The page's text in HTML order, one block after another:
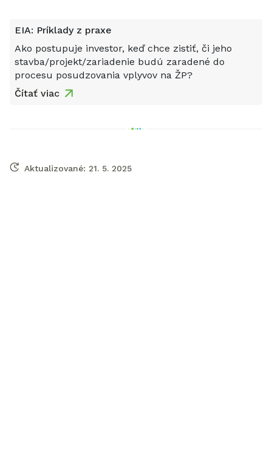
EIA: Príklady z praxe
Ako postupuje investor, keď chce zistiť, či jeho
stavba/projekt/zariadenie budú zaradené do
procesu posudzovania vplyvov na ŽP?
Čítať viac
Aktualizované: 21. 5. 2025